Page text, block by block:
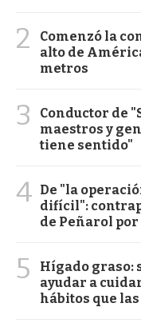
2
Comenzó la
alto de
metros
3
Conductor de
maestros y
tiene sentido"
4 De "la
difícil":
de Peñarol por
5
Hígado graso:
ayudar a
hábitos que